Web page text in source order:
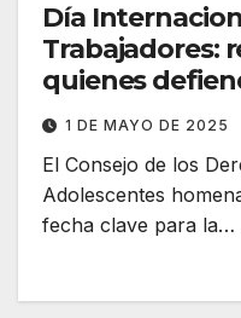
Día
Trabajadores:
quienes
la infancia
1 DE MAYO DE 2025
El Consejo de los
Adolescentes
fecha clave para la…